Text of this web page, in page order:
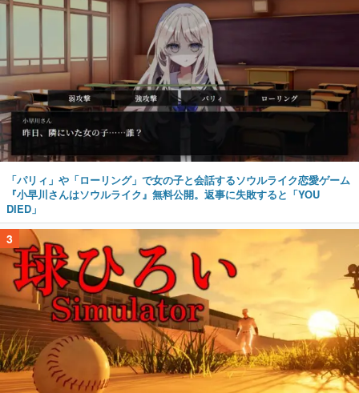
「パリィ」や「ローリング」で女の子と会話するソウルライク恋愛ゲーム
『小早川さんはソウルライク』無料公開。返事に失敗すると「YOU
DIED」
3